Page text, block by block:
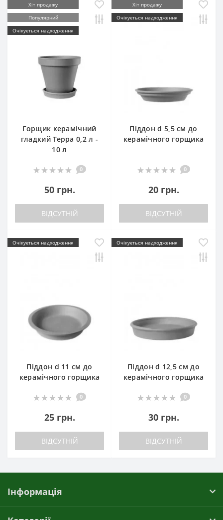
Хіт продажу
Популярний
Очікується надходження
Горщик керамічний
гладкий Терра 0,2 л -
10 л
0
50 грн.
ВІДСУТНІЙ
Хіт продажу
Очікується надходження
Піддон d 5,5 см до
керамічного горщика
0
20 грн.
ВІДСУТНІЙ
Очікується надходження
Піддон d 11 см до
керамічного горщика
0
25 грн.
ВІДСУТНІЙ
Очікується надходження
Піддон d 12,5 см до
керамічного горщика
0
30 грн.
ВІДСУТНІЙ
Інформація